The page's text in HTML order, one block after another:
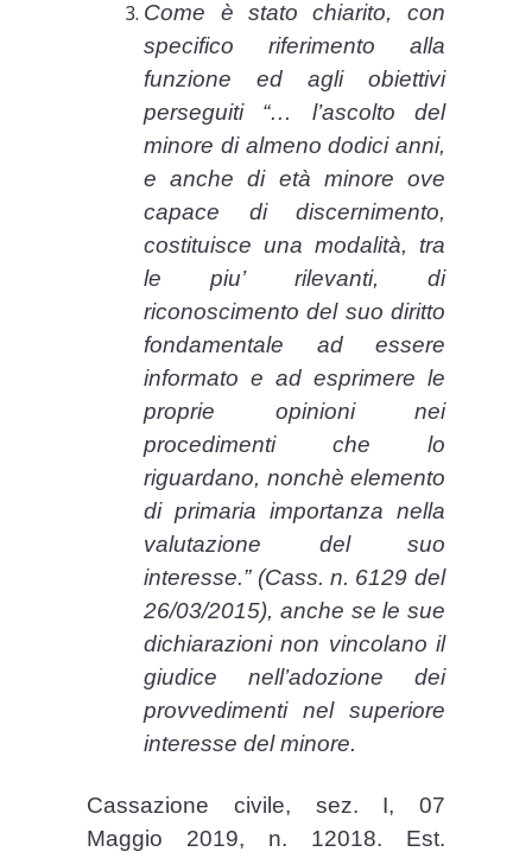
Come è stato chiarito, con
specifico riferimento alla
funzione ed agli obiettivi
perseguiti “… l’ascolto del
minore di almeno dodici anni,
e anche di età minore ove
capace di discernimento,
costituisce una modalità, tra
le piu’ rilevanti, di
riconoscimento del suo diritto
fondamentale ad essere
informato e ad esprimere le
proprie opinioni nei
procedimenti che lo
riguardano, nonchè elemento
di primaria importanza nella
valutazione del suo
interesse.” (Cass. n. 6129 del
26/03/2015), anche se le sue
dichiarazioni non vincolano il
giudice nell’adozione dei
provvedimenti nel superiore
interesse del minore.
Cassazione civile, sez. I, 07
Maggio 2019, n. 12018. Est.